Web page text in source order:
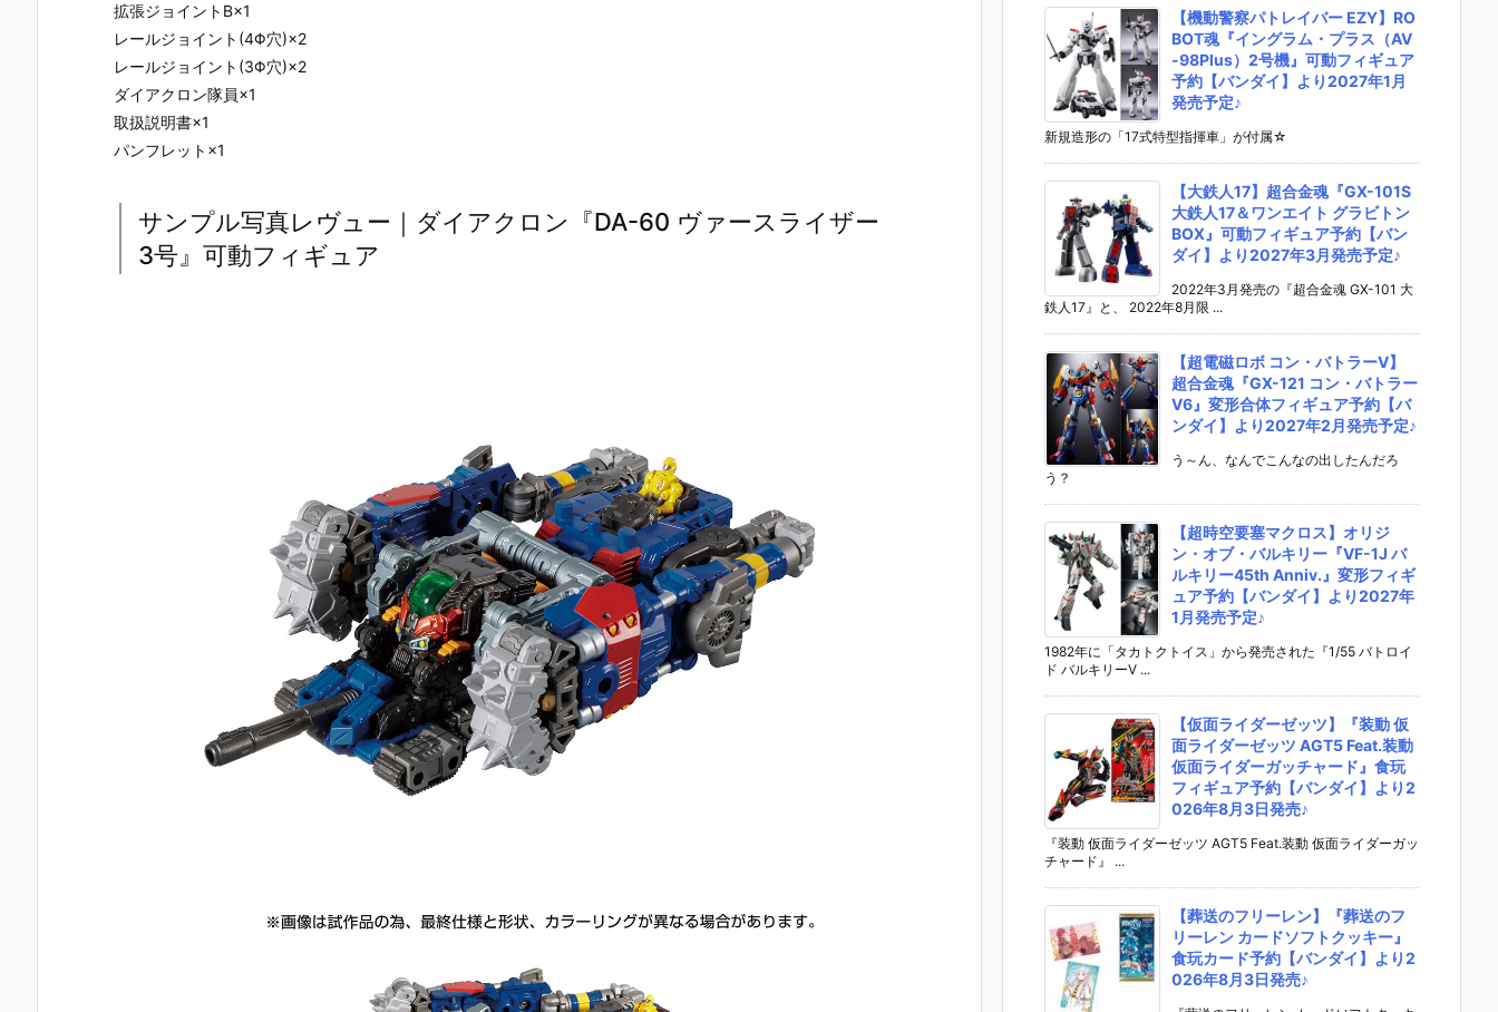
拡張ジョイントB×1
レールジョイント(4Φ穴)×2
レールジョイント(3Φ穴)×2
ダイアクロン隊員×1
取扱説明書×1
パンフレット×1
サンプル写真レヴュー｜ダイアクロン『DA-60 ヴァースライザー
3号』可動フィギュア
【機動警察パトレイバー EZY】RO
BOT魂『イングラム・プラス（AV
-98Plus）2号機』可動フィギュア
予約【バンダイ】より2027年1月
発売予定♪
新規造形の「17式特型指揮車」が付属☆
【大鉄人17】超合金魂『GX-101S
大鉄人17＆ワンエイト グラビトン
BOX』可動フィギュア予約【バン
ダイ】より2027年3月発売予定♪
2022年3月発売の『超合金魂 GX-101 大
鉄人17』と、 2022年8月限 ...
【超電磁ロボ コン・バトラーV】
超合金魂『GX-121 コン・バトラー
V6』変形合体フィギュア予約【バ
ンダイ】より2027年2月発売予定♪
う～ん、なんでこんなの出したんだろ
う？
【超時空要塞マクロス】オリジ
ン・オブ・バルキリー『VF-1J バ
ルキリー45th Anniv.』変形フィギ
ュア予約【バンダイ】より2027年
1月発売予定♪
1982年に「タカトクトイス」から発売された『1/55 バトロイ
ド バルキリーV ...
【仮面ライダーゼッツ】『装動 仮
面ライダーゼッツ AGT5 Feat.装動
仮面ライダーガッチャード』食玩
フィギュア予約【バンダイ】より2
026年8月3日発売♪
『装動 仮面ライダーゼッツ AGT5 Feat.装動 仮面ライダーガッ
チャード』 ...
【葬送のフリーレン】『葬送のフ
リーレン カードソフトクッキー』
食玩カード予約【バンダイ】より2
026年8月3日発売♪